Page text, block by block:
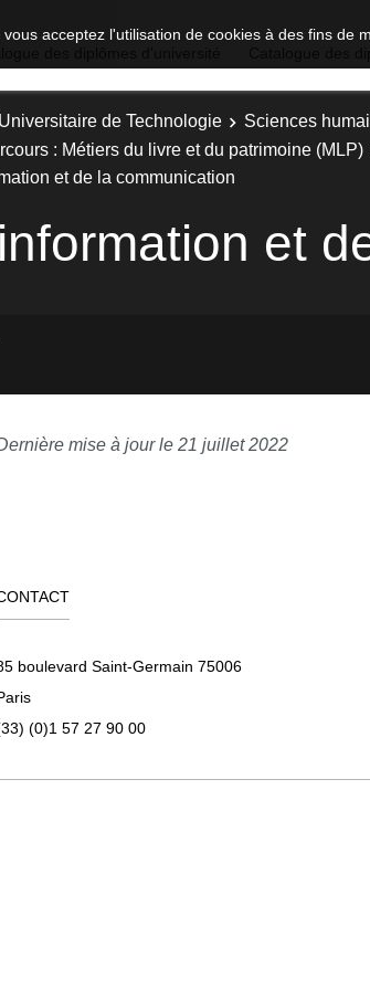
acceptez l'utilisation de cookies à des fins de
de Technologie Sciences
: Métiers du livre et du patrimoine (MLP)
et de la communication
et
mise à jour le 21 juillet 2022
boulevard Saint-Germain 75006
(0)1 57 27 90 00